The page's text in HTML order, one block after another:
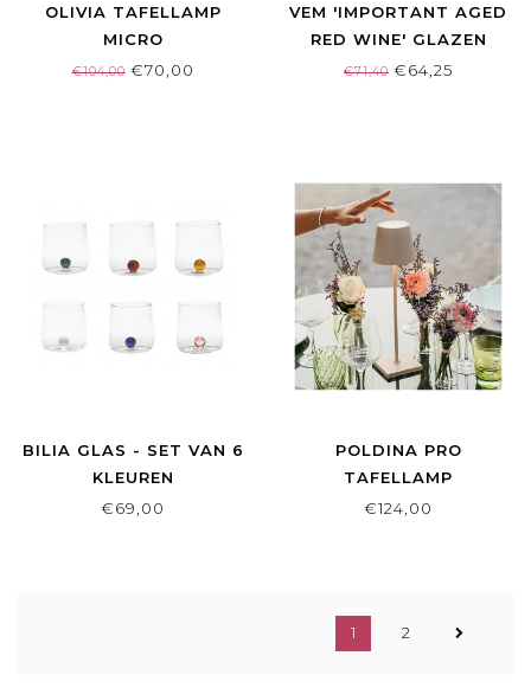
OLIVIA TAFELLAMP
MICRO
€104,00€70,00
VEM 'IMPORTANT AGED
RED WINE' GLAZEN
€71,40 €64,25
BILIA GLAS - SET VAN 6
KLEUREN
€69,00
POLDINA PRO
TAFELLAMP
€124,00
1 2